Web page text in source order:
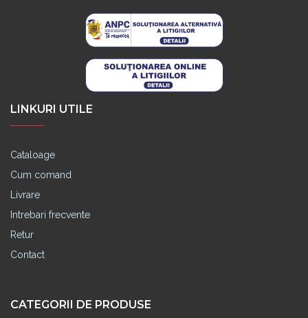
LINKURI UTILE
Cataloage
Cum comand
Livrare
Intrebari frecvente
Retur
Contact
CATEGORII DE PRODUSE